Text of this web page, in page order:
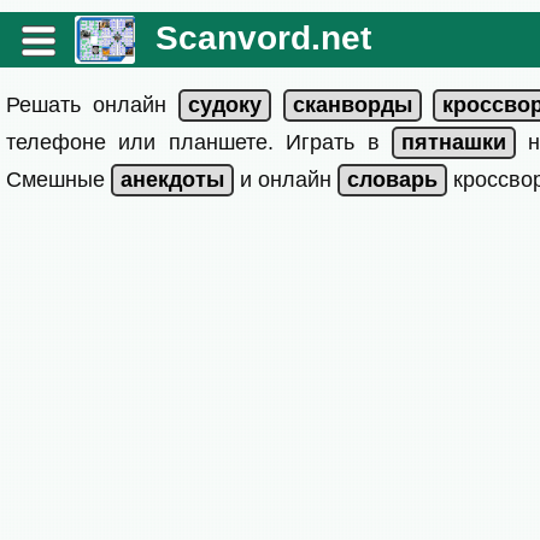
Scanvord.net
Решать онлайн
телефоне или планшете. Играть в
Смешные
и онлайн